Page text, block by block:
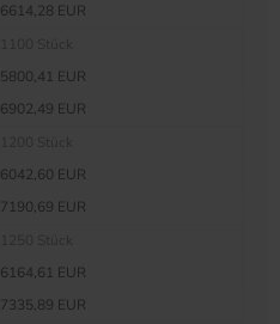
6614,28 EUR
5800,41 EUR
6902,49 EUR
6042,60 EUR
7190,69 EUR
6164,61 EUR
7335,89 EUR